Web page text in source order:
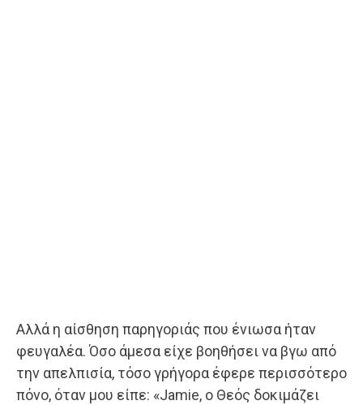
Αλλά η αίσθηση παρηγοριάς που ένιωσα ήταν
φευγαλέα. Όσο άμεσα είχε βοηθήσει να βγω από
την απελπισία, τόσο γρήγορα έφερε περισσότερο
πόνο, όταν μου είπε: «Jamie, ο Θεός δοκιμάζει